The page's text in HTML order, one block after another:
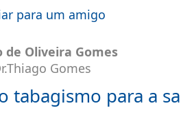
para um amigo
de Oliveira Gomes
Gomes
tabagismo para a